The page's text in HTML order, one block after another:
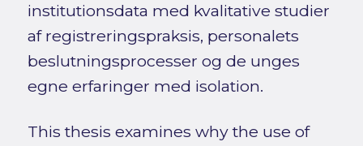
institutionsdata med kvalitative studier
af registreringspraksis, personalets
beslutningsprocesser og de unges
egne erfaringer med isolation.
This thesis examines why the use of